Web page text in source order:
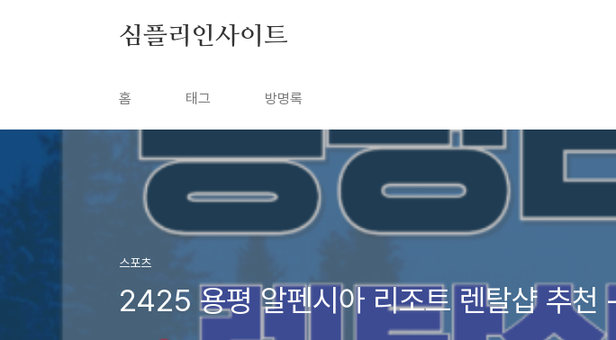
심플리인사이트
홈 태그 방명록
스포츠
2425 용평 알펜시아 리조트 렌탈샵 추천